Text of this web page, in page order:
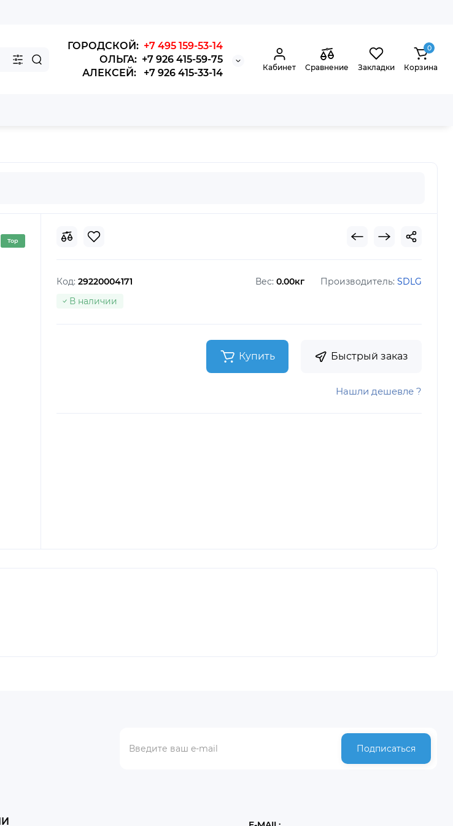
ГОРОДСКОЙ: +7 495 159-53-14
ОЛЬГА: +7 926 415-59-75
АЛЕКСЕЙ: +7 926 415-33-14
Кабинет Сравнение Закладки
0
Корзина
Top
Код: 29220004171 Производитель: SDLG
В наличии
Вес: 0.00кг
Купить Быстрый заказ
Нашли дешевле ?
Подписаться